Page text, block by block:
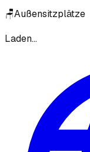
🪑Außensitzplätze
Laden...